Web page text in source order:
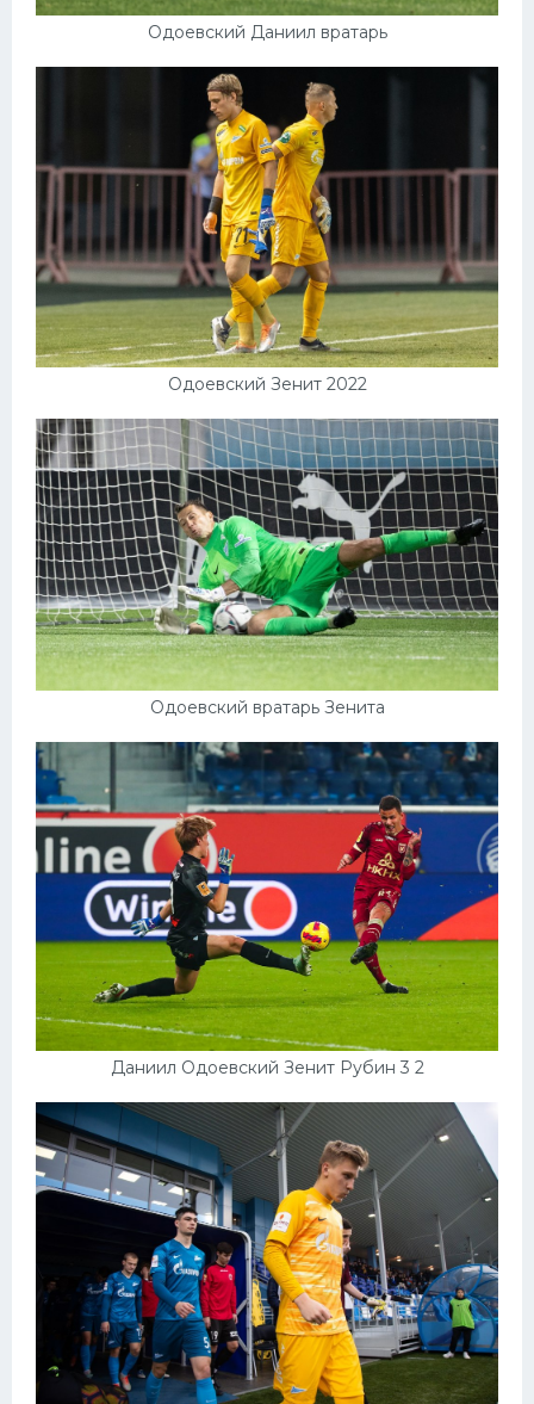
Одоевский Даниил вратарь
Одоевский Зенит 2022
Одоевский вратарь Зенита
Даниил Одоевский Зенит Рубин 3 2